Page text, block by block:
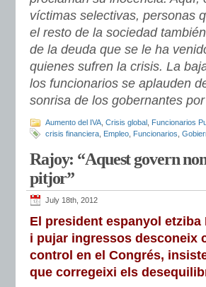
víctimas selectivas, personas
el resto de la sociedad
de la deuda que se le ha
quienes sufren la crisis. La
los funcionarios se aplauden
sonrisa de los gobernantes
Aumento del IVA Crisis global Funcionarios
crisis financiera Empleo Funcionarios
Rajoy: “Aquest govern
pitjor”
July 18th, 2012
El president espanyol
i pujar ingressos desconeix
control en el Congrés,
que corregeixi els